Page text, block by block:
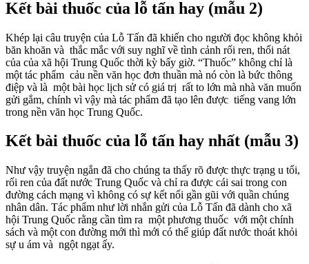
Kết bài thuốc của lỗ tấn hay (mẫu 2)
Khép lại câu truyện của Lỗ Tấn đã khiến cho người đọc không khỏi
băn khoăn và thắc mắc với suy nghĩ về tình cảnh rối ren, thối nát
của của xã hội Trung Quốc thời kỳ bấy giờ. “Thuốc” không chỉ là
một tác phẩm cảu nền văn học đơn thuần mà nó còn là bức thông
điệp và là một bài học lịch sử có giá trị rất to lớn mà nhà văn muốn
gửi gắm, chính vì vậy mà tác phẩm đã tạo lên được tiếng vang lớn
trong nền văn học Trung Quốc.
Kết bài thuốc của lỗ tấn hay nhất (mẫu 3)
Như vậy truyện ngắn đã cho chúng ta thấy rõ được thực trạng u tối,
rối ren của đất nước Trung Quốc và chỉ ra được cái sai trong con
đường cách mạng vì không có sự kết nối gần gũi với quần chúng
nhân dân. Tác phẩm như lời nhắn gửi của Lỗ Tấn đã dành cho xã
hội Trung Quốc rằng cần tìm ra một phương thuốc với một chính
sách và một con đường mới thì mới có thể giúp đất nước thoát khỏi
sự u ám và ngột ngạt ấy.